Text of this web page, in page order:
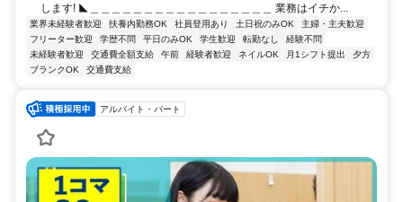
します! ◣＿＿＿＿＿＿＿＿＿＿＿＿＿＿＿＿＿ 業務はイチか...
業界未経験者歓迎 扶養内勤務OK 社員登用あり 土日祝のみOK
主婦・主夫歓迎
フリーター歓迎
学歴不問 平日のみOK 学生歓迎 転勤なし
経験不問
未経験者歓迎
交通費全額支給 午前 経験者歓迎 ネイルOK 月1シフト提出
夕方
ブランクOK
交通費支給
アルバイト・パート